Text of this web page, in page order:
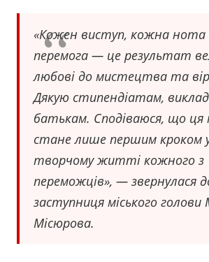
«Кожен виступ, кожна
перемога — це результат
любові до мистецтва та
Дякую стипендіатам,
батькам. Сподіваюся, що ця
стане лише першим кроком
творчому житті кожного з
переможців», — звернулася
заступниця міського голови
Місюрова.